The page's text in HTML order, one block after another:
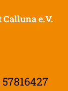
e.V.